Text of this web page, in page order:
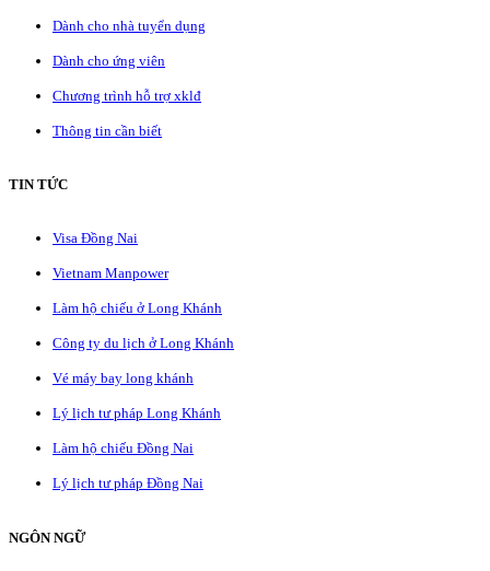
Dành cho nhà tuyển dụng
Dành cho ứng viên
Chương trình hỗ trợ xklđ
Thông tin cần biết
TIN TỨC
Visa Đồng Nai
Vietnam Manpower
Làm hộ chiếu ở Long Khánh
Công ty du lịch ở Long Khánh
Vé máy bay long khánh
Lý lịch tư pháp Long Khánh
Làm hộ chiếu Đồng Nai
Lý lịch tư pháp Đồng Nai
NGÔN NGỮ